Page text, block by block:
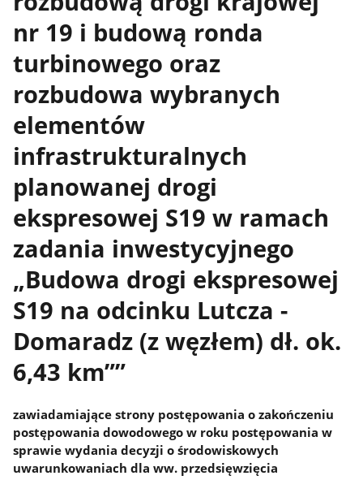
nr 19 i budową ronda
turbinowego oraz
rozbudowa wybranych
elementów
infrastrukturalnych
planowanej drogi
ekspresowej S19 w ramach
zadania inwestycyjnego
„Budowa drogi ekspresowej
S19 na odcinku Lutcza -
Domaradz (z węzłem) dł. ok.
6,43 km””
zawiadamiające strony postępowania o zakończeniu
postępowania dowodowego w roku postępowania w
sprawie wydania decyzji o środowiskowych
uwarunkowaniach dla ww. przedsięwzięcia